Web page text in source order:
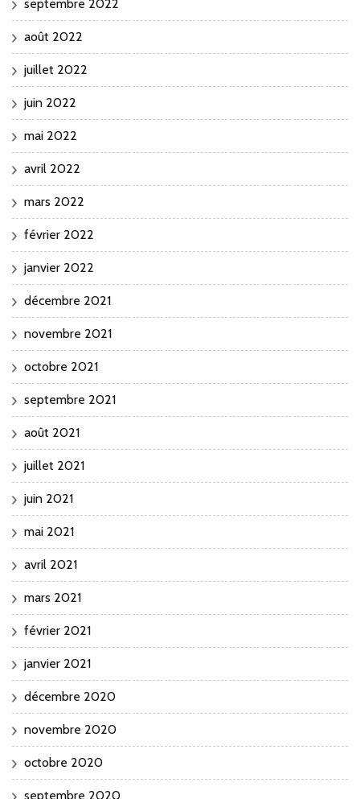
septembre 2022
août 2022
juillet 2022
juin 2022
mai 2022
avril 2022
mars 2022
février 2022
janvier 2022
décembre 2021
novembre 2021
octobre 2021
septembre 2021
août 2021
juillet 2021
juin 2021
mai 2021
avril 2021
mars 2021
février 2021
janvier 2021
décembre 2020
novembre 2020
octobre 2020
septembre 2020